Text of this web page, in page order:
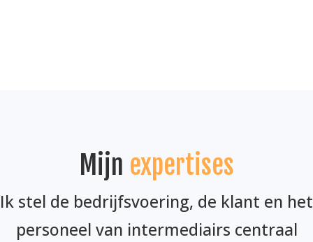
Mijn expertises
Ik stel de bedrijfsvoering, de klant en het
personeel van intermediairs centraal